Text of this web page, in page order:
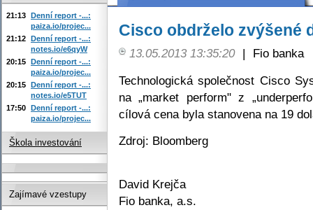
Cisco obdrželo zvýšené
13.05.2013 13:35:20 |
Fio banka
Technologická společnost Cisco
na „market perform" z
cílová cena byla stanovena na 19
Zdroj: Bloomberg
David Krejča
Fio banka, a.s.
21:13 Denní report -...:
paiza.io/projec...
21:12 Denní report -...:
notes.io/e6qyW
20:15 Denní report -...:
paiza.io/projec...
20:15 Denní report -...:
notes.io/e5TUT
17:50 Denní report -...:
paiza.io/projec...
Škola investování
Zajímavé vzestupy